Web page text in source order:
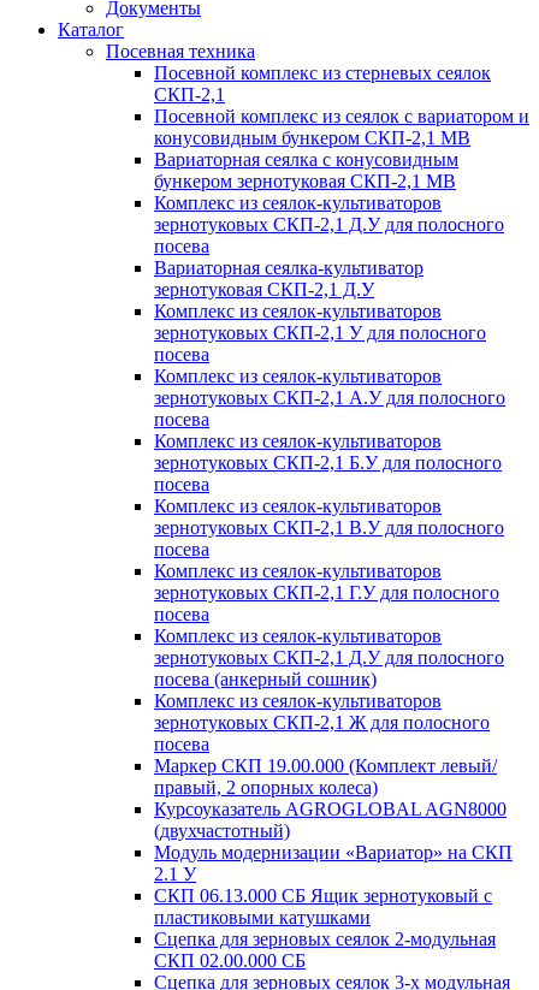
Документы
Каталог
Посевная техника
Посевной комплекс из стерневых сеялок
СКП-2,1
Посевной комплекс из сеялок с вариатором и
конусовидным бункером СКП-2,1 МВ
Вариаторная сеялка с конусовидным
бункером зернотуковая СКП-2,1 МВ
Комплекс из сеялок-культиваторов
зернотуковых СКП-2,1 Д.У для полосного
посева
Вариаторная сеялка-культиватор
зернотуковая СКП-2,1 Д.У
Комплекс из сеялок-культиваторов
зернотуковых СКП-2,1 У для полосного
посева
Комплекс из сеялок-культиваторов
зернотуковых СКП-2,1 А.У для полосного
посева
Комплекс из сеялок-культиваторов
зернотуковых СКП-2,1 Б.У для полосного
посева
Комплекс из сеялок-культиваторов
зернотуковых СКП-2,1 В.У для полосного
посева
Комплекс из сеялок-культиваторов
зернотуковых СКП-2,1 Г.У для полосного
посева
Комплекс из сеялок-культиваторов
зернотуковых СКП-2,1 Д.У для полосного
посева (анкерный сошник)
Комплекс из сеялок-культиваторов
зернотуковых СКП-2,1 Ж для полосного
посева
Маркер СКП 19.00.000 (Комплект левый/
правый, 2 опорных колеса)
Курсоуказатель AGROGLOBAL AGN8000
(двухчастотный)
Модуль модернизации «Вариатор» на СКП
2.1 У
СКП 06.13.000 СБ Ящик зернотуковый с
пластиковыми катушками
Сцепка для зерновых сеялок 2-модульная
СКП 02.00.000 СБ
Сцепка для зерновых сеялок 3-х модульная